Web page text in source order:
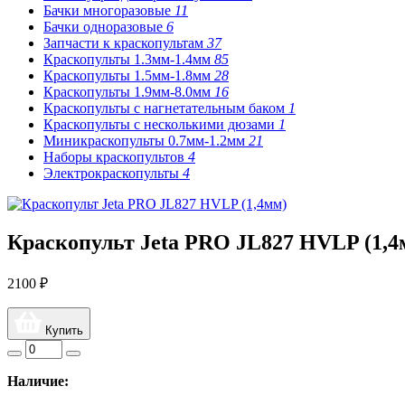
Бачки многоразовые 11
Бачки одноразовые 6
Запчасти к краскопультам 37
Краскопульты 1.3мм-1.4мм 85
Краскопульты 1.5мм-1.8мм 28
Краскопульты 1.9мм-8.0мм 16
Краскопульты с нагнетательным баком 1
Краскопульты с несколькими дюзами 1
Миникраскопульты 0.7мм-1.2мм 21
Наборы краскопультов 4
Электрокраскопульты 4
Краскопульт Jeta PRO JL827 HVLP
2100 ₽
Купить
Наличие: